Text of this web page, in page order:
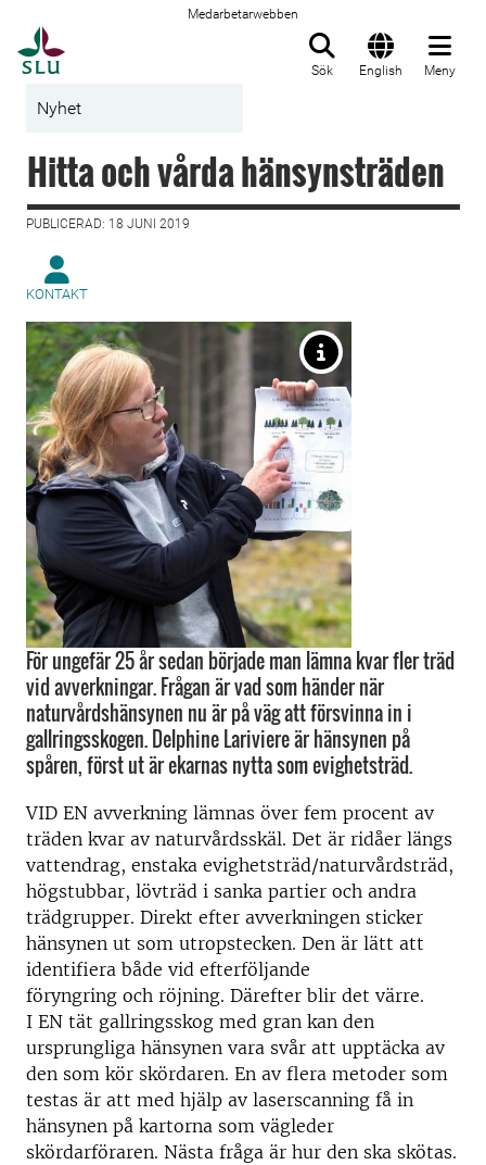
Medarbetarwebben
Sök English Meny
Nyhet
Hitta och vårda hänsynsträden
PUBLICERAD: 18 JUNI 2019
KONTAKT
För ungefär 25 år sedan började man lämna kvar fler träd
vid avverkningar. Frågan är vad som händer när
naturvårdshänsynen nu är på väg att försvinna in i
gallringsskogen. Delphine Lariviere är hänsynen på
spåren, först ut är ekarnas nytta som evighetsträd.
VID EN avverkning lämnas över fem procent av
träden kvar av naturvårdsskäl. Det är ridåer längs
vattendrag, enstaka evighetsträd/naturvårdsträd,
högstubbar, lövträd i sanka partier och andra
trädgrupper. Direkt efter avverkningen sticker
hänsynen ut som utropstecken. Den är lätt att
identifiera både vid efterföljande
föryngring och röjning. Därefter blir det värre.
I EN tät gallringsskog med gran kan den
ursprungliga hänsynen vara svår att upptäcka av
den som kör skördaren. En av flera metoder som
testas är att med hjälp av laserscanning få in
hänsynen på kartorna som vägleder
skördarföraren. Nästa fråga är hur den ska skötas.